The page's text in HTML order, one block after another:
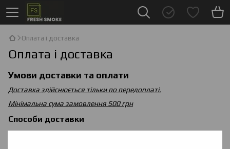
Оплата і доставка
Оплата і доставка
Умови доставки та оплати
Доставка здійснюється тільки по передоплаті.
Мінімальна сума замовлення 500 грн
Способи доставки